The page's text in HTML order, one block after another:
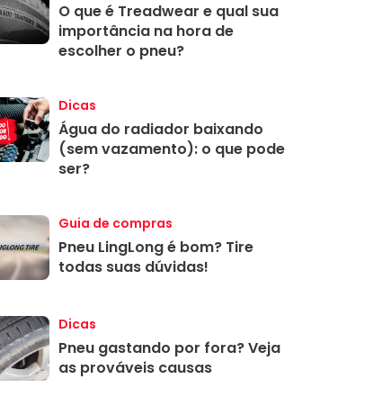
O que é Treadwear e qual sua
importância na hora de
escolher o pneu?
Dicas
Água do radiador baixando
(sem vazamento): o que pode
ser?
Guia de compras
Pneu LingLong é bom? Tire
todas suas dúvidas!
Dicas
Pneu gastando por fora? Veja
as prováveis causas